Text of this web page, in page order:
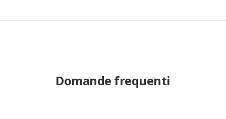
Domande frequenti